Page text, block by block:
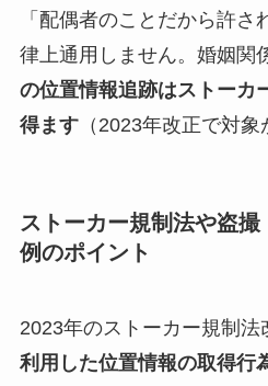
「配偶者のことだから許
律上通用しません。婚姻関
の位置情報追跡はストーカ
得ます（2023年改正で対象
ストーカー規制法や盗撮
例のポイント
2023年のストーカー規制法
利用した位置情報の取得行